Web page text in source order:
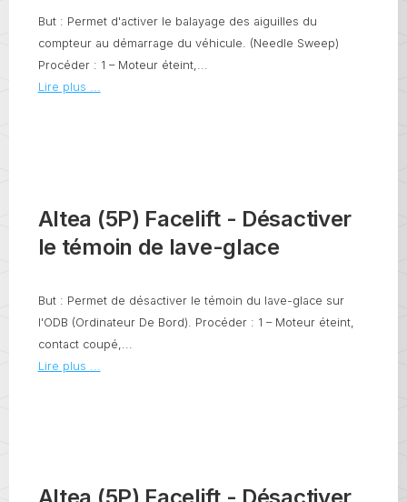
But : Permet d'activer le balayage des aiguilles du
compteur au démarrage du véhicule. (Needle Sweep)
Procéder : 1 – Moteur éteint,...
Lire plus ...
Altea (5P) Facelift - Désactiver
le témoin de lave-glace
But : Permet de désactiver le témoin du lave-glace sur
l'ODB (Ordinateur De Bord). Procéder : 1 – Moteur éteint,
contact coupé,...
Lire plus ...